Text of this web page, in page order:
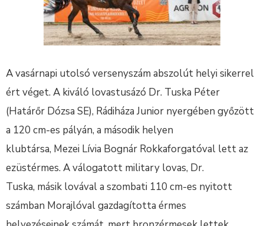
A vasárnapi utolsó versenyszám abszolút helyi sikerrel
ért véget. A kiváló lovastusázó Dr. Tuska Péter
(Határőr Dózsa SE), Rádiháza Junior nyergében győzött
a 120 cm-es pályán, a második helyen
klubtársa, Mezei Lívia Bognár Rokkaforgatóval lett az
ezüstérmes. A válogatott military lovas, Dr.
Tuska, másik lovával a szombati 110 cm-es nyitott
számban Morajlóval gazdagította érmes